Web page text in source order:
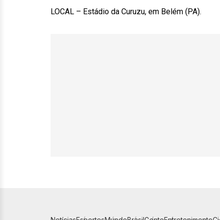
LOCAL – Estádio da Curuzu, em Belém (PA).